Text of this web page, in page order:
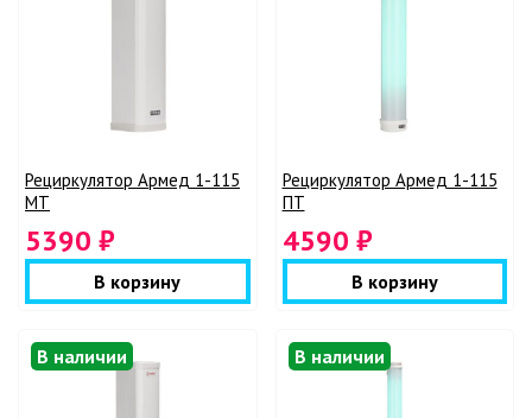
Рециркулятор Армед 1-115
МТ
5390 ₽
В корзину
Рециркулятор Армед 1-115
ПТ
4590 ₽
В корзину
В наличии В наличии